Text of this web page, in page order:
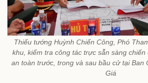
Thiếu tướng Huỳnh Chiến Công, Phó
khu, kiểm tra công tác trực sẵn sàng chiến
an toàn trước, trong và sau bầu cử tại Ban
Giá